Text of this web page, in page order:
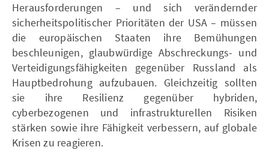
Herausforderungen – und sich verändernder
sicherheitspolitischer Prioritäten der USA – müssen
die europäischen Staaten ihre Bemühungen
beschleunigen, glaubwürdige Abschreckungs- und
Verteidigungsfähigkeiten gegenüber Russland als
Hauptbedrohung aufzubauen. Gleichzeitig sollten
sie ihre Resilienz gegenüber hybriden,
cyberbezogenen und infrastrukturellen Risiken
stärken sowie ihre Fähigkeit verbessern, auf globale
Krisen zu reagieren.